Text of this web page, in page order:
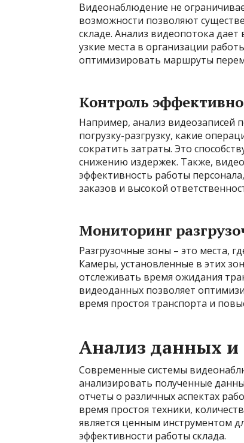
Видеонаблюдение не
возможности позволяют
складе. Анализ видеопотока
узкие места в организации
оптимизировать маршруты
Контроль
Например, анализ видеозаписей
погрузку-разгрузку, какие
сократить затраты. Это
снижению издержек. Также,
эффективность работы
заказов и высокой
Мониторинг
Разгрузочные зоны – это места,
Камеры, установленные в этих
отслеживать время ожидания
видеоданных позволяет
время простоя транспорта и
Анализ данных и
Современные системы
анализировать полученные
отчеты о различных аспектах
время простоя техники,
является ценным инструментом
эффективности работы склада.